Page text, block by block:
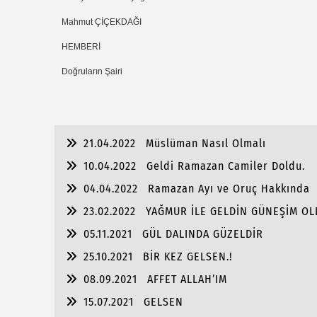
Mahmut ÇİÇEKDAĞI
HEMBERİ
Doğruların Şairi
21.04.2022
Müslüman Nasıl Olmalı
10.04.2022
Geldi Ramazan Camiler Doldu.
04.04.2022
Ramazan Ayı ve Oruç Hakkında
23.02.2022
YAĞMUR İLE GELDİN GÜNEŞİM
05.11.2021
GÜL DALINDA GÜZELDİR
25.10.2021
BİR KEZ GELSEN.!
08.09.2021
AFFET ALLAH’IM
15.07.2021
GELSEN